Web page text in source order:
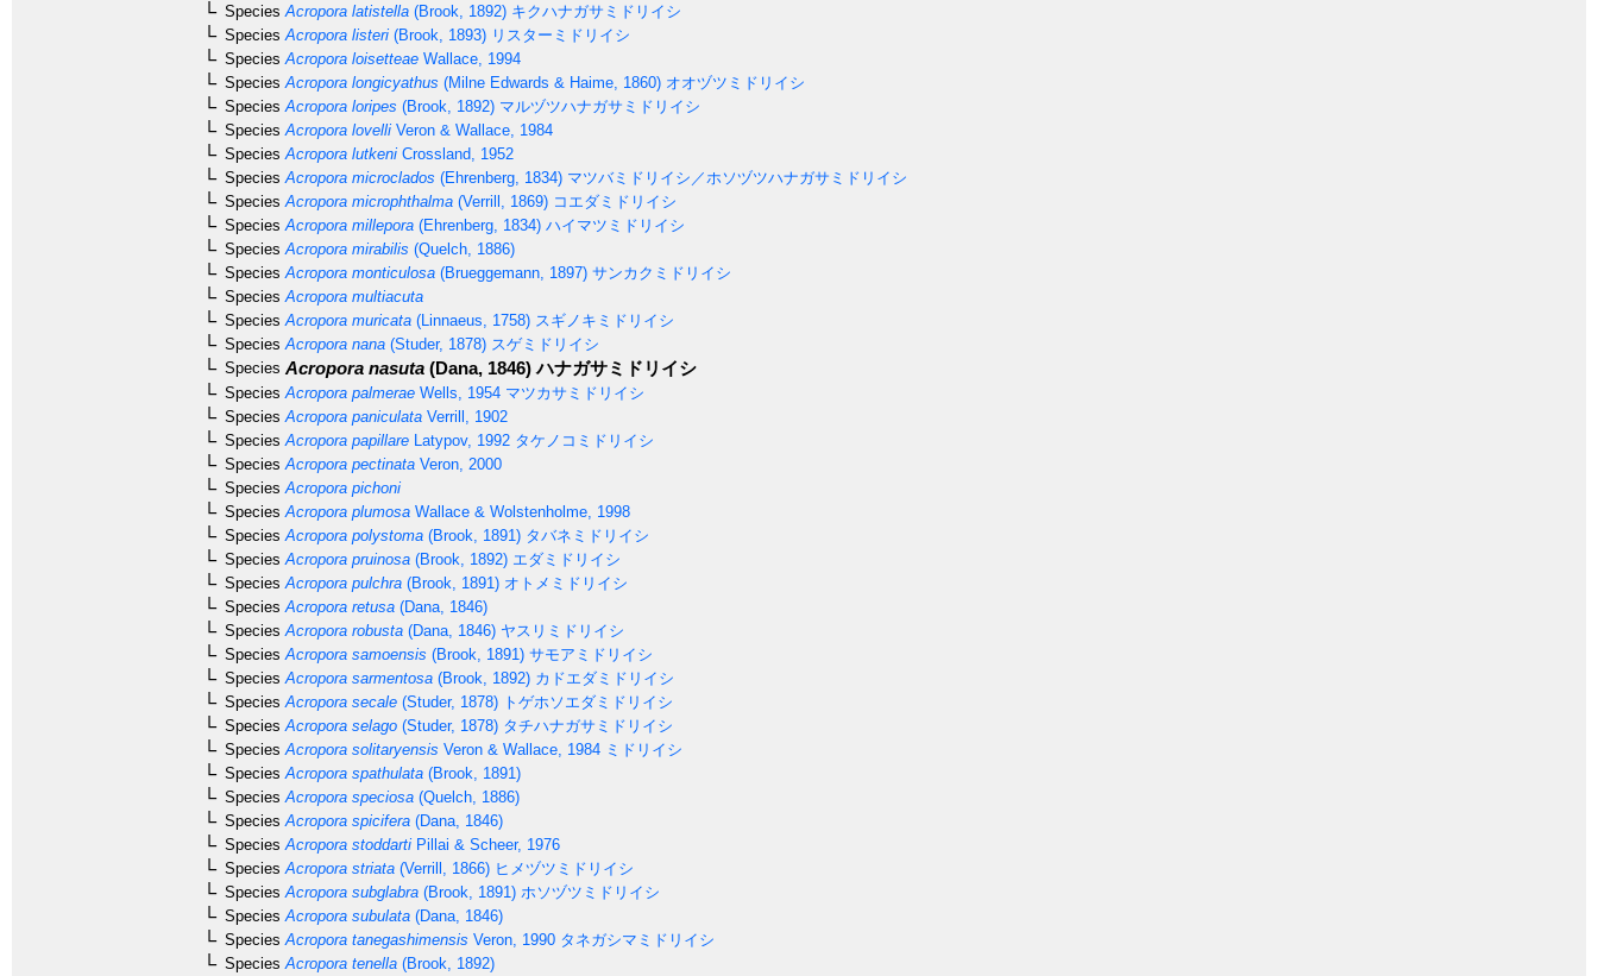
Species Acropora latistella (Brook, 1892) キクハナガサミドリイシ
Species Acropora listeri (Brook, 1893) リスターミドリイシ
Species Acropora loisetteae Wallace, 1994
Species Acropora longicyathus (Milne Edwards & Haime, 1860) オオヅツミドリイシ
Species Acropora loripes (Brook, 1892) マルヅツハナガサミドリイシ
Species Acropora lovelli Veron & Wallace, 1984
Species Acropora lutkeni Crossland, 1952
Species Acropora microclados (Ehrenberg, 1834) マツバミドリイシ／ホソヅツハナガサミドリイシ
Species Acropora microphthalma (Verrill, 1869) コエダミドリイシ
Species Acropora millepora (Ehrenberg, 1834) ハイマツミドリイシ
Species Acropora mirabilis (Quelch, 1886)
Species Acropora monticulosa (Brueggemann, 1897) サンカクミドリイシ
Species Acropora multiacuta
Species Acropora muricata (Linnaeus, 1758) スギノキミドリイシ
Species Acropora nana (Studer, 1878) スゲミドリイシ
Species Acropora nasuta (Dana, 1846)ハナガサミドリイシ
Species Acropora palmerae Wells, 1954 マツカサミドリイシ
Species Acropora paniculata Verrill, 1902
Species Acropora papillare Latypov, 1992 タケノコミドリイシ
Species Acropora pectinata Veron, 2000
Species Acropora pichoni
Species Acropora plumosa Wallace & Wolstenholme, 1998
Species Acropora polystoma (Brook, 1891) タバネミドリイシ
Species Acropora pruinosa (Brook, 1892) エダミドリイシ
Species Acropora pulchra (Brook, 1891) オトメミドリイシ
Species Acropora retusa (Dana, 1846)
Species Acropora robusta (Dana, 1846) ヤスリミドリイシ
Species Acropora samoensis (Brook, 1891) サモアミドリイシ
Species Acropora sarmentosa (Brook, 1892) カドエダミドリイシ
Species Acropora secale (Studer, 1878) トゲホソエダミドリイシ
Species Acropora selago (Studer, 1878) タチハナガサミドリイシ
Species Acropora solitaryensis Veron & Wallace, 1984 ミドリイシ
Species Acropora spathulata (Brook, 1891)
Species Acropora speciosa (Quelch, 1886)
Species Acropora spicifera (Dana, 1846)
Species Acropora stoddarti Pillai & Scheer, 1976
Species Acropora striata (Verrill, 1866) ヒメヅツミドリイシ
Species Acropora subglabra (Brook, 1891) ホソヅツミドリイシ
Species Acropora subulata (Dana, 1846)
Species Acropora tanegashimensis Veron, 1990 タネガシマミドリイシ
Species Acropora tenella (Brook, 1892)